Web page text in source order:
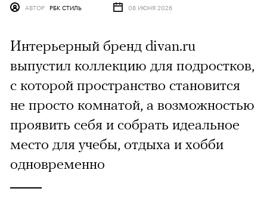
АВТОР РБК СТИЛЬ 08 ИЮНЯ 2026
Интерьерный бренд divan.ru
выпустил коллекцию для подростков,
с которой пространство становится
не просто комнатой, а возможностью
проявить себя и собрать идеальное
место для учебы, отдыха и хобби
одновременно